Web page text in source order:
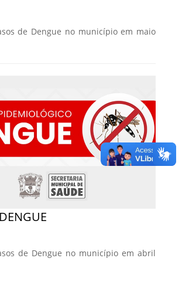
de Dengue no município em maio
de Dengue no município em abril